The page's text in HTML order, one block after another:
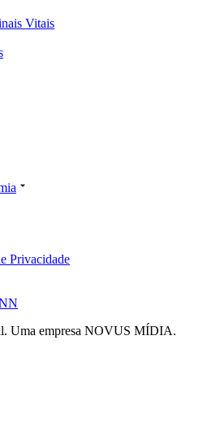
Vitais
Privacidade
Uma empresa NOVUS MÍDIA.